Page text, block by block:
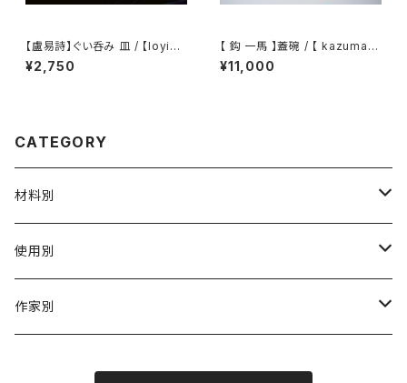
【盧易詩】ぐい呑み 皿 / 【loyiks
¥2,750
【 鈎 一馬 】蓋碗 / 【 kazuma
magari 】Gaiwan
¥11,000
CATEGORY
材料別
陶磁器
ガラス
使用別
茶壺 急须 土瓶
作家別